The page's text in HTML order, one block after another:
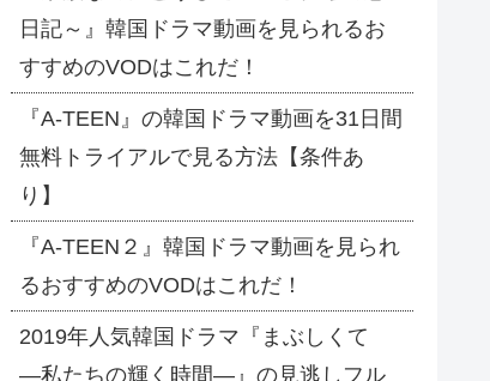
日記～』韓国ドラマ動画を見られるお
すすめのVODはこれだ！
『A-TEEN』の韓国ドラマ動画を31日間
無料トライアルで見る方法【条件あ
り】
『A-TEEN２』韓国ドラマ動画を見られ
るおすすめのVODはこれだ！
2019年人気韓国ドラマ『まぶしくて
―私たちの輝く時間―』の見逃しフル